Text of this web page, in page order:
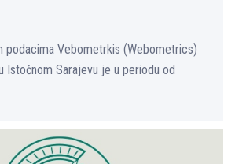
podacima Vebometrkis (Webometrics)
Istočnom Sarajevu je u periodu od